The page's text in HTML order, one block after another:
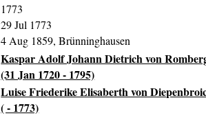
1773
29 Jul 1773
4 Aug 1859, Brünninghausen
Kaspar Adolf Johann Dietrich von
(31 Jan 1720 - 1795)
Luise Friederike Elisaberth von
( - 1773)